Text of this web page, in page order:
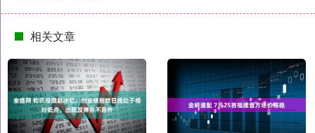
相关文章